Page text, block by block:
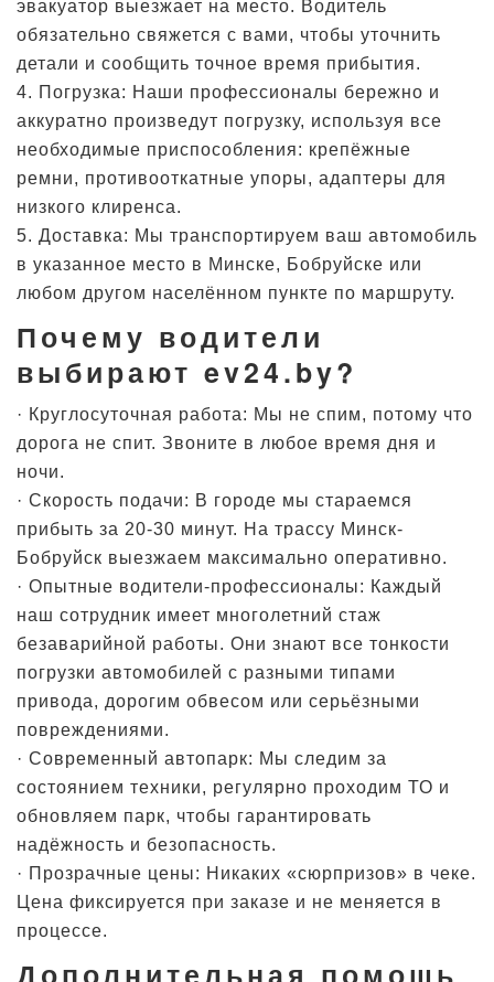
эвакуатор выезжает на место. Водитель
обязательно свяжется с вами, чтобы уточнить
детали и сообщить точное время прибытия.
4. Погрузка: Наши профессионалы бережно и
аккуратно произведут погрузку, используя все
необходимые приспособления: крепёжные
ремни, противооткатные упоры, адаптеры для
низкого клиренса.
5. Доставка: Мы транспортируем ваш автомобиль
в указанное место в Минске, Бобруйске или
любом другом населённом пункте по маршруту.
Почему водители
выбирают ev24.by?
· Круглосуточная работа: Мы не спим, потому что
дорога не спит. Звоните в любое время дня и
ночи.
· Скорость подачи: В городе мы стараемся
прибыть за 20-30 минут. На трассу Минск-
Бобруйск выезжаем максимально оперативно.
· Опытные водители-профессионалы: Каждый
наш сотрудник имеет многолетний стаж
безаварийной работы. Они знают все тонкости
погрузки автомобилей с разными типами
привода, дорогим обвесом или серьёзными
повреждениями.
· Современный автопарк: Мы следим за
состоянием техники, регулярно проходим ТО и
обновляем парк, чтобы гарантировать
надёжность и безопасность.
· Прозрачные цены: Никаких «сюрпризов» в чеке.
Цена фиксируется при заказе и не меняется в
процессе.